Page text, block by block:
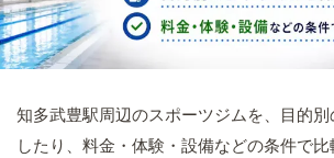
知多武豊駅周辺のスポーツジムを、目的
したり、料金・体験・設備などの条件で比